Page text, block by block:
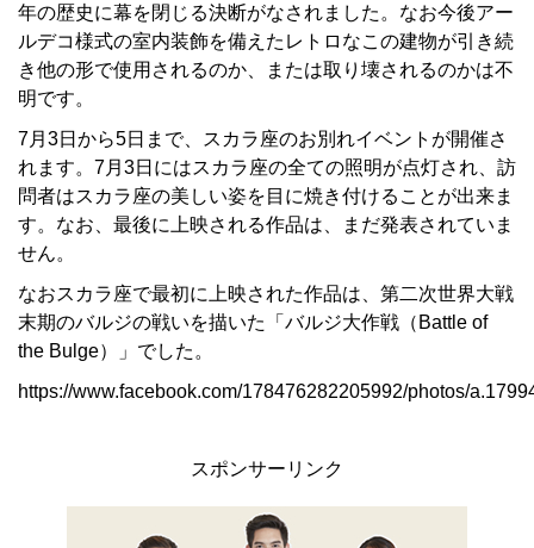
年の歴史に幕を閉じる決断がなされました。なお今後アー
ルデコ様式の室内装飾を備えたレトロなこの建物が引き続
き他の形で使用されるのか、または取り壊されるのかは不
明です。
7月3日から5日まで、スカラ座のお別れイベントが開催さ
れます。7月3日にはスカラ座の全ての照明が点灯され、訪
問者はスカラ座の美しい姿を目に焼き付けることが出来ま
す。なお、最後に上映される作品は、まだ発表されていま
せん。
なおスカラ座で最初に上映された作品は、第二次世界大戦
末期のバルジの戦いを描いた「バルジ大作戦（Battle of
the Bulge）」でした。
https://www.facebook.com/178476282205992/photos/
スポンサーリンク